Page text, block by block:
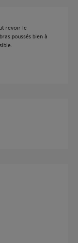
revoir le
poussés bien à